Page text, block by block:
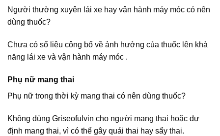
Người thường xuyên lái xe hay vận hành máy móc có nên
dùng thuốc?
Chưa có số liệu công bố về ảnh hưởng của thuốc lên khả
năng lái xe và vận hành máy móc .
Phụ nữ mang thai
Phụ nữ trong thời kỳ mang thai có nên dùng thuốc?
Không dùng Griseofulvin cho người mang thai hoặc dự
định mang thai, vì có thể gây quái thai hay sẩy thai.